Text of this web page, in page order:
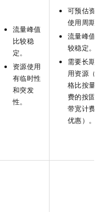
流量峰值
比较稳
定。
资源使用
有临时性
和突发
性。
可预估资
使用周期
流量峰值
较稳定。
需要长期
用资源（
格比按量
费的按固
带宽计费
优惠）。